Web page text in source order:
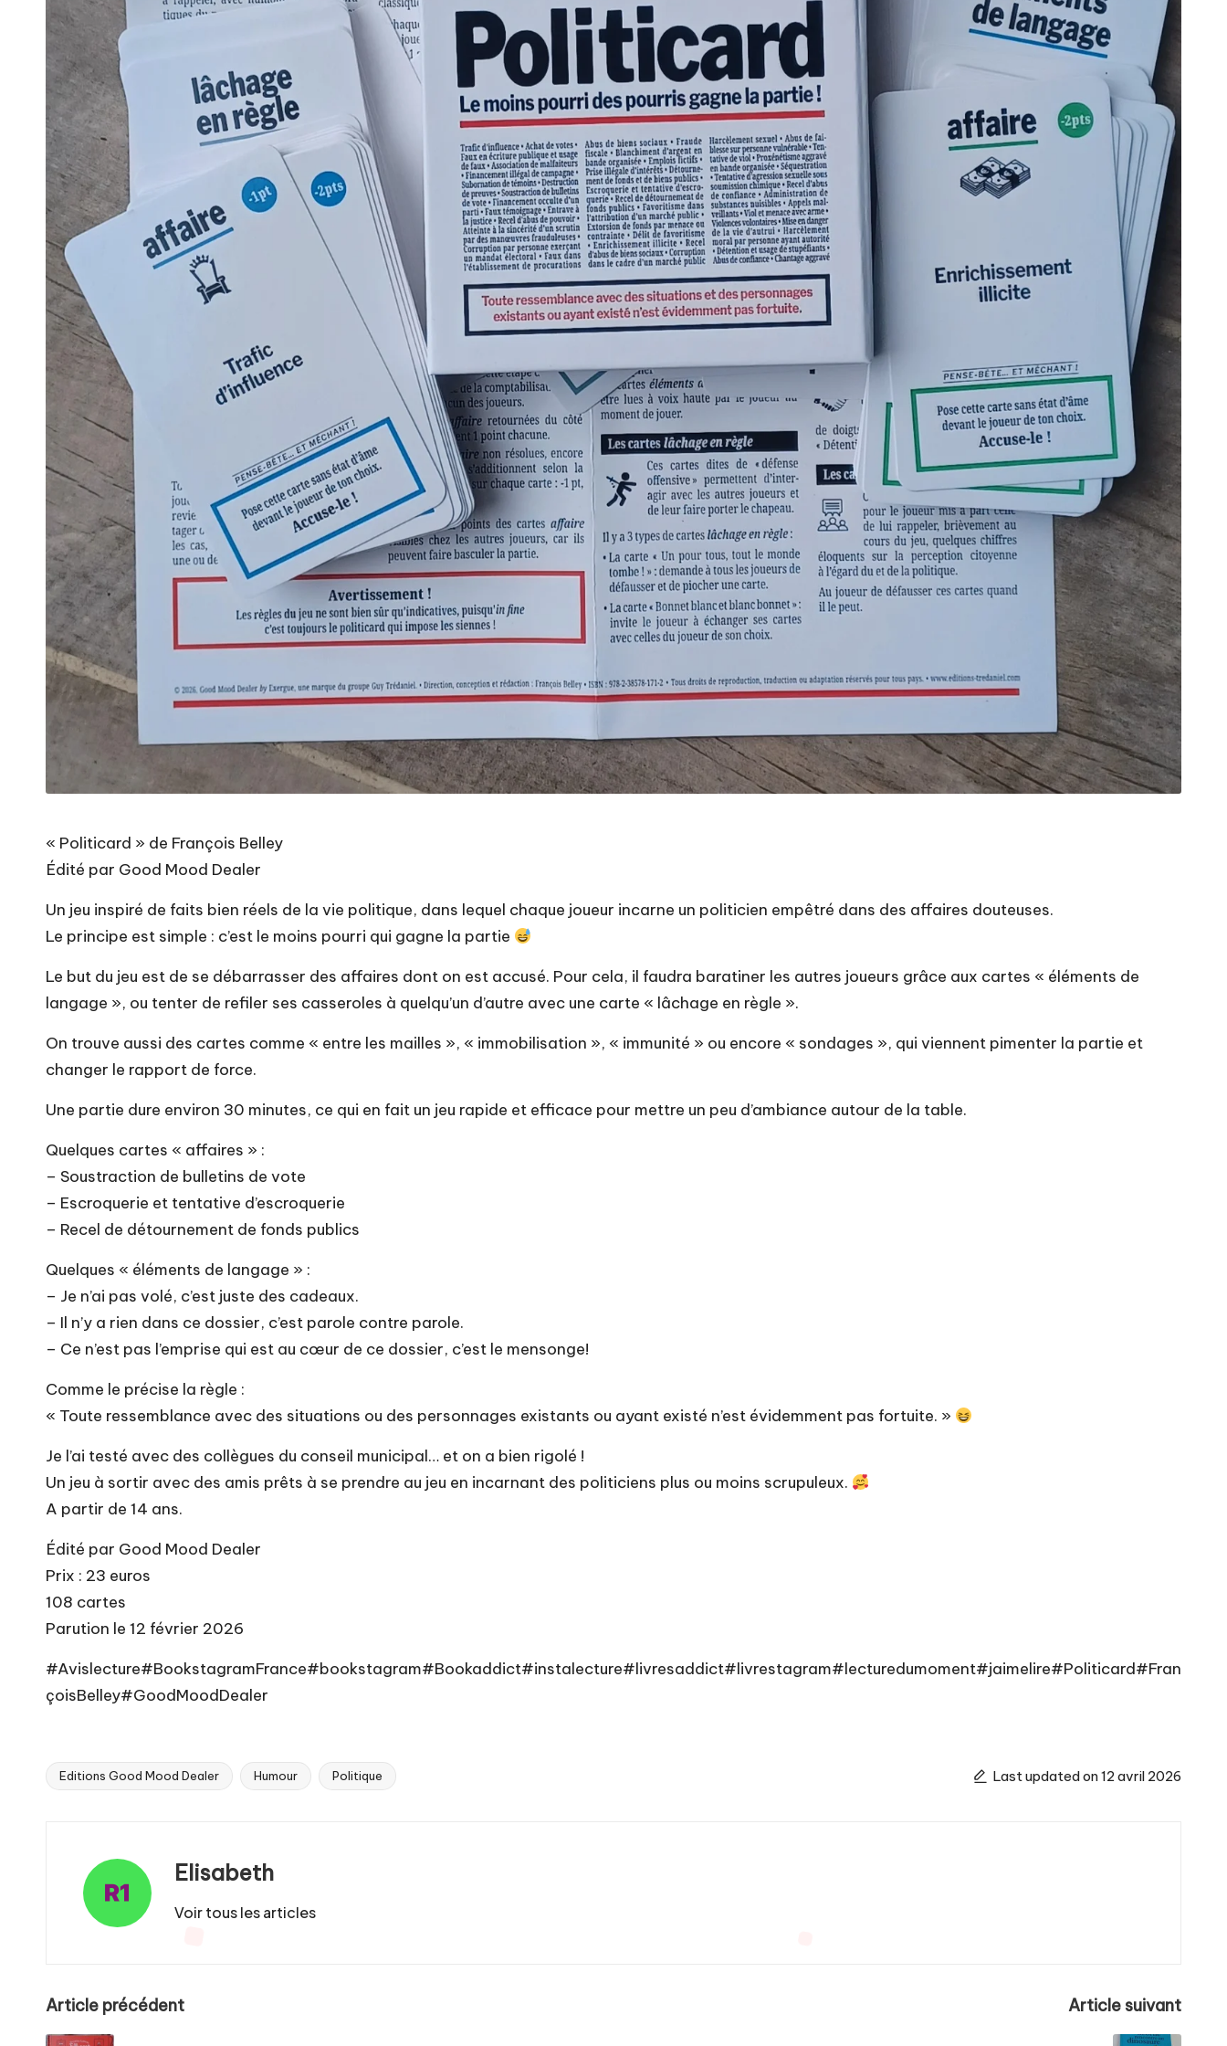
« Politicard » de François Belley
Édité par Good Mood Dealer
Un jeu inspiré de faits bien réels de la vie politique, dans lequel chaque joueur incarne un politicien empêtré dans des affaires douteuses.
Le principe est simple : c’est le moins pourri qui gagne la partie
Le but du jeu est de se débarrasser des affaires dont on est accusé. Pour cela, il faudra baratiner les autres joueurs grâce aux cartes « éléments de
langage », ou tenter de refiler ses casseroles à quelqu’un d’autre avec une carte « lâchage en règle ».
On trouve aussi des cartes comme « entre les mailles », « immobilisation », « immunité » ou encore « sondages », qui viennent pimenter la partie et
changer le rapport de force.
Une partie dure environ 30 minutes, ce qui en fait un jeu rapide et efficace pour mettre un peu d’ambiance autour de la table.
Quelques cartes « affaires » :
– Soustraction de bulletins de vote
– Escroquerie et tentative d’escroquerie
– Recel de détournement de fonds publics
Quelques « éléments de langage » :
– Je n’ai pas volé, c’est juste des cadeaux.
– Il n’y a rien dans ce dossier, c’est parole contre parole.
– Ce n’est pas l’emprise qui est au cœur de ce dossier, c’est le mensonge!
Comme le précise la règle :
« Toute ressemblance avec des situations ou des personnages existants ou ayant existé n’est évidemment pas fortuite. »
Je l’ai testé avec des collègues du conseil municipal… et on a bien rigolé !
Un jeu à sortir avec des amis prêts à se prendre au jeu en incarnant des politiciens plus ou moins scrupuleux.
A partir de 14 ans.
Édité par Good Mood Dealer
Prix : 23 euros
108 cartes
Parution le 12 février 2026
#Avislecture#BookstagramFrance#bookstagram#Bookaddict#instalecture#livresaddict#livrestagram#lecturedumoment#jaimelire#Politicard#Fran
çoisBelley#GoodMoodDealer
Tags:
Editions Good Mood Dealer Humour Politique Last updated on 12 avril 2026
Elisabeth
Voir tous les articles
Post
Article précédent Article suivant